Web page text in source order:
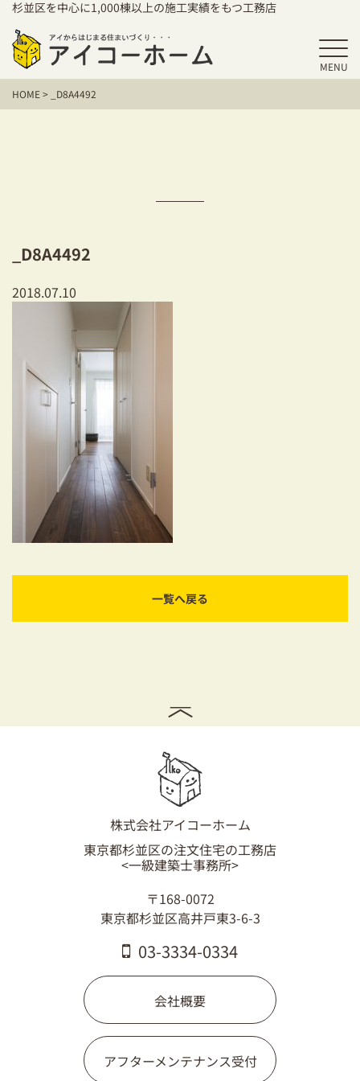
杉並区を中心に1,000棟以上の施工実績をもつ工務店
MENU
HOME
アイコーホームの家づくり
二世帯住宅をお考えの方
建て替えをお考えの方
耐震対策も安心の家づくり
リフォーム・リノベーションをお考えの方
必見！土地からお探しの方へ
資金計画についてのご相談
ショールーム
採用情報
03-3334-0334
HOME> _D8A4492
_D8A4492
2018.07.10
一覧へ戻る
株式会社アイコーホーム
東京都杉並区の注文住宅の工務店
<一級建築士事務所>
〒168-0072
東京都杉並区高井戸東3-6-3
03-3334-0334
会社概要
アフターメンテナンス受付